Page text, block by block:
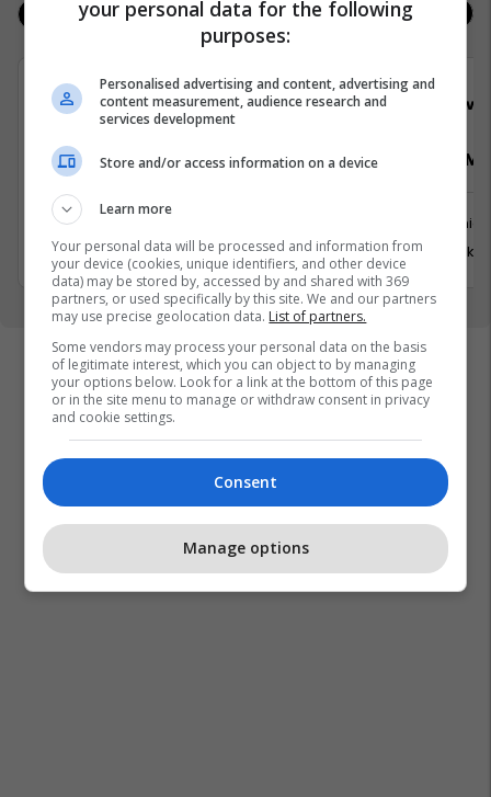
Real Estate
Elkos Group
Punëtor në Depo
Xërxe
20 Gusht 2026
Pranues
Kamenicë
31 Korrik
your personal data for the following
purposes:
Personalised advertising and content, advertising and
content measurement, audience research and
services development
Store and/or access information on a device
Learn more
Your personal data will be processed and information from
your device (cookies, unique identifiers, and other device
data) may be stored by, accessed by and shared with 369
partners, or used specifically by this site. We and our partners
may use precise geolocation data. List of partners.
Some vendors may process your personal data on the basis
of legitimate interest, which you can object to by managing
your options below. Look for a link at the bottom of this page
or in the site menu to manage or withdraw consent in privacy
and cookie settings.
Consent
Manage options